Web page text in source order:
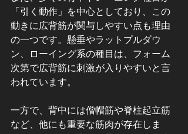
「引く動作」を中心としており、この
動きに広背筋が関与しやすい点も理由
の一つです。懸垂やラットプルダウ
ン、ローイング系の種目は、フォーム
次第で広背筋に刺激が入りやすいと言
われています。
一方で、背中には僧帽筋や脊柱起立筋
など、他にも重要な筋肉が存在しま